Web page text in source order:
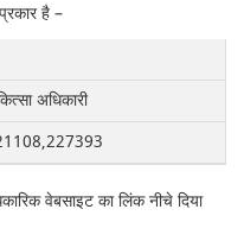
है –
अधिकारी
वेबसाइट का लिंक नीचे दिया